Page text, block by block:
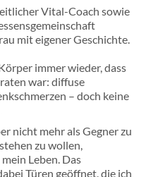
Vital-Coach sowie
mit eigener Geschichte.
immer wieder, dass
war: diffuse
– doch keine
nicht mehr als Gegner zu
zu wollen,
Leben. Das
Türen geöffnet, die ich